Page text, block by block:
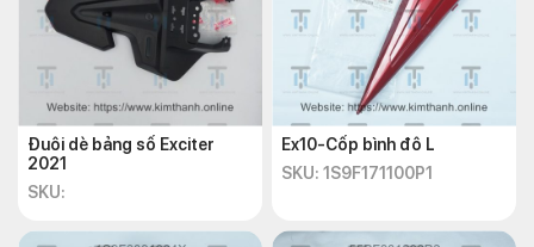
Xanh
lá
19
trung
tâm –
2NDF842N0000 70.000
Đuôi dè bảng số Exciter
2021
SKU:
Ex10-Cốp bình đô L
SKU: 1S9F171100P1